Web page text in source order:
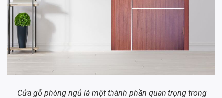
Cửa gỗ phòng ngủ là một thành phần quan trọng trong